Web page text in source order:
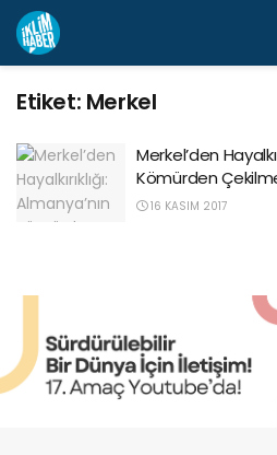
Etiket: Merkel
Merkel’den
Kömürden
16 KASIM 2017